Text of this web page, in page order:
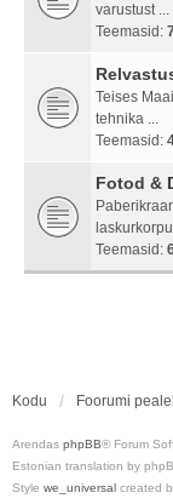
varustust ...
Teemasid:
Teises
tehnika ...
Teemasid:
Fotod &
Teemasid:
Kodu Foorumi
Arendas phpBB® Forum
Estonian translation by
Style we_universal created